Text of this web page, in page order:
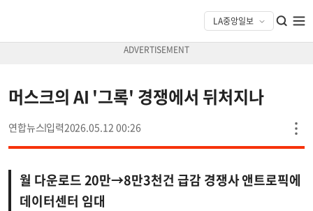
머스크의 AI '그록' 경쟁에서 뒤처지나
연합뉴스 2026.05.12 00:26
월 다운로드 20만→8만3천건 급감 경쟁사 앤트로픽에
데이터센터 임대